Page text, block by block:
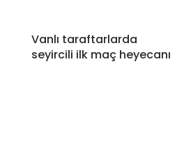
Vanlı taraftarlarda
seyircili ilk maç heyecanı